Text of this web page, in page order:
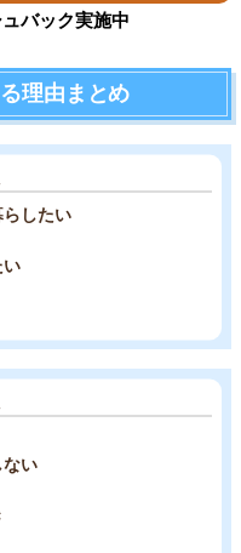
バック実施中
理由まとめ
らしたい
い
ない